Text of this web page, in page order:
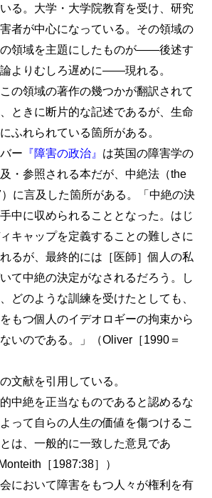
る。大学・大学院教育を受け、研究
者が中心になっている。その領域の
領域を主題にしたものが――後述す
よりむしろ遅めに――現れる。
の領域の著作の幾つかが翻訳されて
ときに断片的な記述であるが、生命
ふれられている箇所がある。
ー 『障害の政治』 は英国の障害学の
・参照される本だが、中絶法（the
に言及した箇所がある。「中絶の決
中に収められることとなった。はじ
キャップを定義することの難しさに
るが、最終的には［医師］個人の私
て中絶の決定がなされるだろう。し
どのような訓練を受けたとしても、
もつ個人のイデオロギーの拘束から
いのである。」（Oliver［1990＝
文献を引用している。
中絶を正当なものであると認めるな
って自らの人生の価値を傷つけるこ
は、一般的に一致した意見であ
［1987:38］）
において障害をもつ人々が権利を有